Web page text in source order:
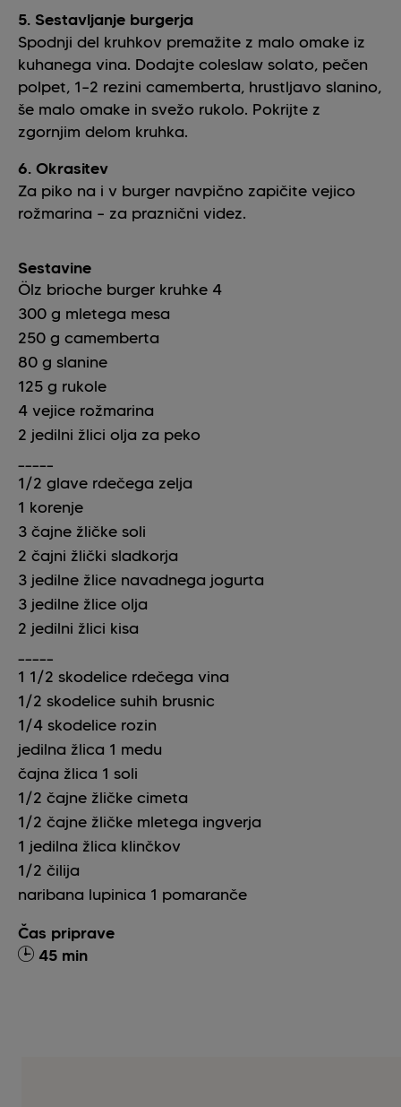
5. Sestavljanje burgerja
Spodnji del kruhkov premažite z malo omake iz
kuhanega vina. Dodajte coleslaw solato, pečen
polpet, 1–2 rezini camemberta, hrustljavo slanino,
še malo omake in svežo rukolo. Pokrijte z
zgornjim delom kruhka.
6. Okrasitev
Za piko na i v burger navpično zapičite vejico
rožmarina – za praznični videz.
Sestavine
Ölz brioche burger kruhke 4
300 g mletega mesa
250 g camemberta
80 g slanine
125 g rukole
4 vejice rožmarina
2 jedilni žlici olja za peko
1/2 glave rdečega zelja
1 korenje
3 čajne žličke soli
2 čajni žlički sladkorja
3 jedilne žlice navadnega jogurta
3 jedilne žlice olja
2 jedilni žlici kisa
1 1/2 skodelice rdečega vina
1/2 skodelice suhih brusnic
1/4 skodelice rozin
jedilna žlica 1 medu
čajna žlica 1 soli
1/2 čajne žličke cimeta
1/2 čajne žličke mletega ingverja
1 jedilna žlica klinčkov
1/2 čilija
naribana lupinica 1 pomaranče
Čas priprave
45 min